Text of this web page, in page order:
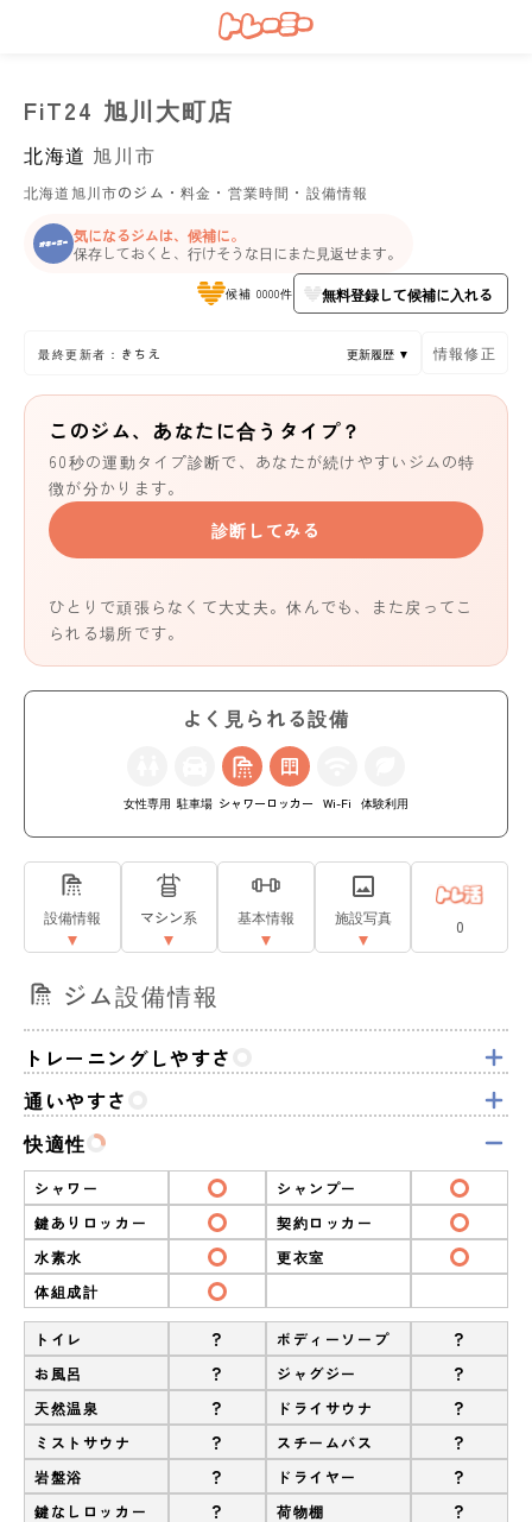
FiT24 旭川大町店
北海道 旭川市
北海道旭川市のジム・料金・営業時間・設備情報
気になるジムは、候補に。
保存しておくと、行けそうな日にまた見返せます。
候補 0000件 無料登録して候補に入れる
最終更新者：きちえ 更新履歴 ▼ 情報修正
このジム、あなたに合うタイプ？
60秒の運動タイプ診断で、あなたが続けやすいジムの特
徴が分かります。
診断してみる
ひとりで頑張らなくて大丈夫。休んでも、また戻ってこ
られる場所です。
よく見られる設備
女性専用 駐車場 シャワー ロッカー Wi-Fi 体験利用
設備情報 マシン系 基本情報 施設写真 0
ジム設備情報
トレーニングしやすさ
通いやすさ
快適性
シャワー
シャンプー
鍵ありロッカー
契約ロッカー
水素水
更衣室
体組成計
トイレ ? ボディーソープ ?
お風呂 ? ジャグジー ?
天然温泉 ? ドライサウナ ?
ミストサウナ ? スチームバス ?
岩盤浴 ? ドライヤー ?
鍵なしロッカー ? 荷物棚 ?